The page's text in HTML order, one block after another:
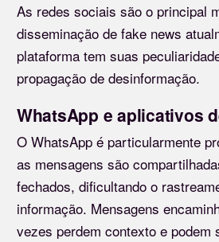
As redes sociais são o principal
disseminação de fake news
plataforma tem suas
propagação de desinformação.
WhatsApp e aplicativos
O WhatsApp é particularmente
as mensagens são
fechados, dificultando o
informação. Mensagens
vezes perdem contexto e podem